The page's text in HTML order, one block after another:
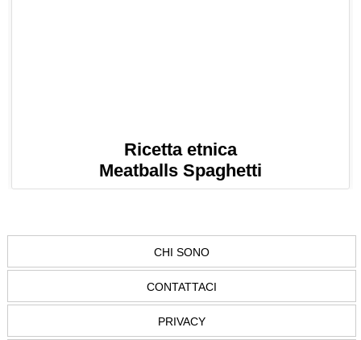
Ricetta etnica
Meatballs Spaghetti
CHI SONO
CONTATTACI
PRIVACY